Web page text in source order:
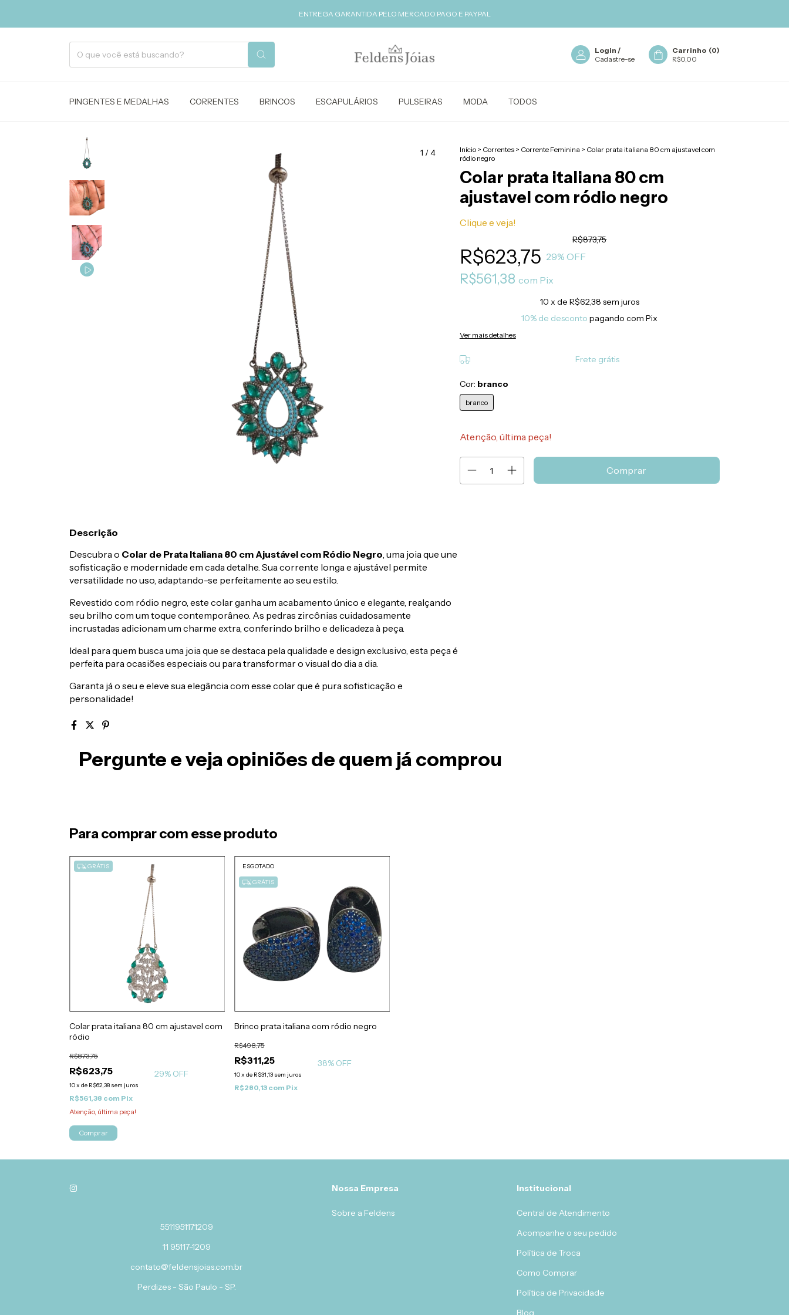
ENTREGA GARANTIDA PELO MERCADO PAGO E PAYPAL
Login /
Cadastre-se
Carrinho (0)
R$0,00
PINGENTES E MEDALHAS CORRENTES BRINCOS ESCAPULÁRIOS PULSEIRAS MODA TODOS
1 /4 Início > Correntes > Corrente Feminina > Colar prata italiana 80 cm ajustavel com
ródio negro
Colar prata italiana 80 cm
ajustavel com ródio negro
Clique e veja!
R$873,75
R$623,75 29% OFF
R$561,38 com Pix
10 x de R$62,38 sem juros
10% de desconto pagando com Pix
Ver mais detalhes
Frete grátis
Cor: branco
branco
Atenção, última peça!
Descrição
Descubra o Colar de Prata Italiana 80 cm Ajustável com Ródio Negro, uma joia que une
sofisticação e modernidade em cada detalhe. Sua corrente longa e ajustável permite
versatilidade no uso, adaptando-se perfeitamente ao seu estilo.
Revestido com ródio negro, este colar ganha um acabamento único e elegante, realçando
seu brilho com um toque contemporâneo. As pedras zircônias cuidadosamente
incrustadas adicionam um charme extra, conferindo brilho e delicadeza à peça.
Ideal para quem busca uma joia que se destaca pela qualidade e design exclusivo, esta peça é
perfeita para ocasiões especiais ou para transformar o visual do dia a dia.
Garanta já o seu e eleve sua elegância com esse colar que é pura sofisticação e
personalidade!
Pergunte e veja opiniões de quem já comprou
Para comprar com esse produto
GRÁTIS
Colar prata italiana 80 cm ajustavel com
ródio
R$623,75
R$873,75
29% OFF
10x de R$62,38 sem juros
R$561,38 com Pix
Atenção, última peça!
Comprar
ESGOTADO
GRÁTIS
Brinco prata italiana com ródio negro
R$311,25
R$498,75
38% OFF
10x de R$31,13 sem juros
R$280,13 com Pix
5511951171209
11 95117-1209
contato@feldensjoias.com.br
Perdizes - São Paulo - SP.
Nossa Empresa
Sobre a Feldens
Institucional
Central de Atendimento
Acompanhe o seu pedido
Política de Troca
Como Comprar
Política de Privacidade
Blog